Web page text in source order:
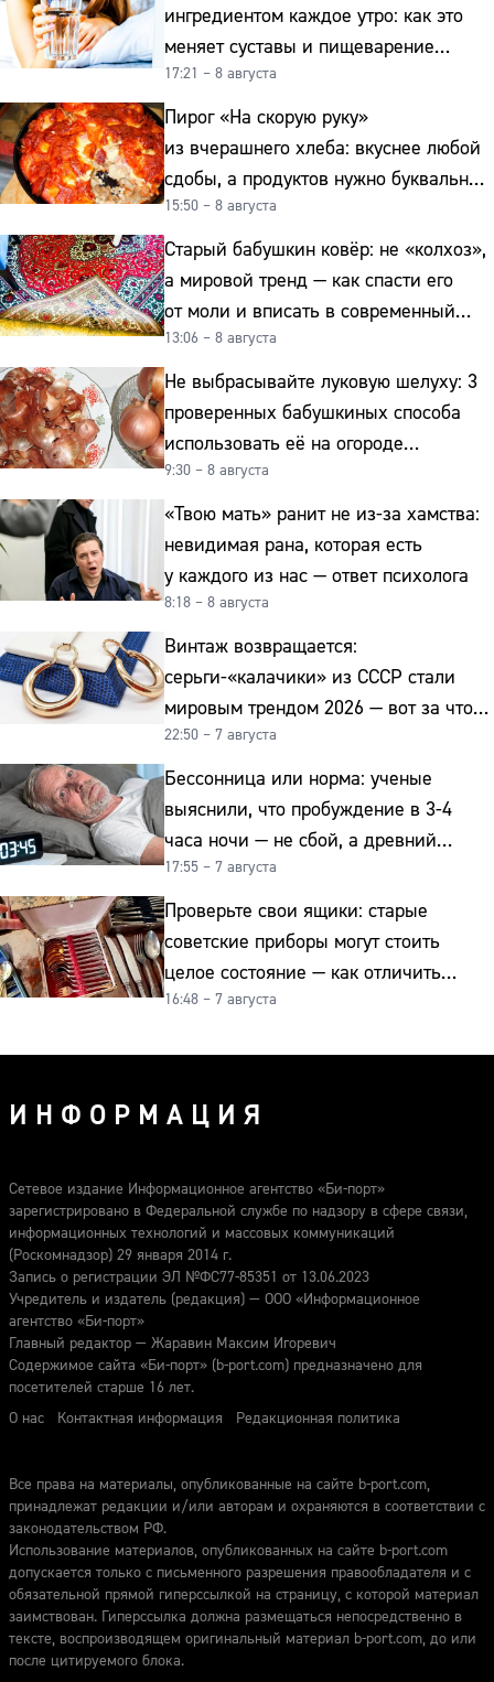
ингредиентом каждое утро: как это
меняет суставы и пищеварение
после 50
17:21 – 8 августа
Пирог «На скорую руку»
из вчерашнего хлеба: вкуснее любой
сдобы, а продуктов нужно буквально
копейки
15:50 – 8 августа
Старый бабушкин ковёр: не «колхоз»,
а мировой тренд — как спасти его
от моли и вписать в современный
интерьер
13:06 – 8 августа
Не выбрасывайте луковую шелуху: 3
проверенных бабушкиных способа
использовать её на огороде
и для здоровья этой зимой
9:30 – 8 августа
«Твою мать» ранит не из-за хамства:
невидимая рана, которая есть
у каждого из нас — ответ психолога
8:18 – 8 августа
Винтаж возвращается:
серьги-«калачики» из СССР стали
мировым трендом 2026 — вот за что
их ценят ювелиры
22:50 – 7 августа
Бессонница или норма: ученые
выяснили, что пробуждение в 3-4
часа ночи — не сбой, а древний
биологический ритм
17:55 – 7 августа
Проверьте свои ящики: старые
советские приборы могут стоить
целое состояние — как отличить
подделку от мельхиора
16:48 – 7 августа
ИНФОРМАЦИЯ
Сетевое издание Информационное агентство «Би-порт»
зарегистрировано в Федеральной службе по надзору в сфере связи,
информационных технологий и массовых коммуникаций
(Роскомнадзор) 29 января 2014 г.
Запись о регистрации ЭЛ №ФС77-85351 от 13.06.2023
Учредитель и издатель (редакция) — ООО «Информационное
агентство «Би-порт»
Главный редактор — Жаравин Максим Игоревич
Содержимое сайта «Би-порт» (b-port.com) предназначено для
посетителей старше 16 лет.
О нас
Контактная информация Редакционная политика
Все права на материалы, опубликованные на сайте b-port.com,
принадлежат редакции и/или авторам и охраняются в соответствии с
законодательством РФ.
Использование материалов, опубликованных на сайте b-port.com
допускается только с письменного разрешения правообладателя и с
обязательной прямой гиперссылкой на страницу, с которой материал
заимствован. Гиперссылка должна размещаться непосредственно в
тексте, воспроизводящем оригинальный материал b-port.com, до или
после цитируемого блока.